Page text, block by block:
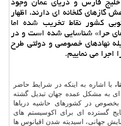
گازهای گلخانه ای دارند، اظهار
كشور نقاط تخریب شده اما
حرا» شناسایی شده است و در
نهادهای خصوصی و دولتی طرح
می نماییم.
با اشاره به اینكه در شرایط حاضر
ای به مشكل عمده جهان تبدیل گشته
در كشورهای حاشیه دریاها
گسترده ای برای اكوسیستم های
جهانی، اسیدیته شدن اقیانوس ها